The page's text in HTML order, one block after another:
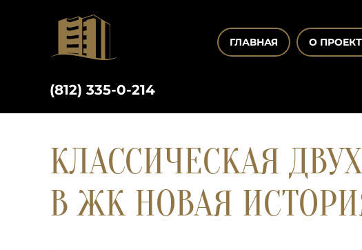
ГЛАВНАЯ О
(812) 335-0-214
КЛАССИЧЕСКАЯ
В ЖК НОВАЯ